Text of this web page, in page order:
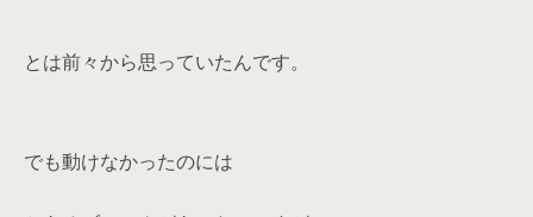
とは前々から思っていたんです。
でも動けなかったのには